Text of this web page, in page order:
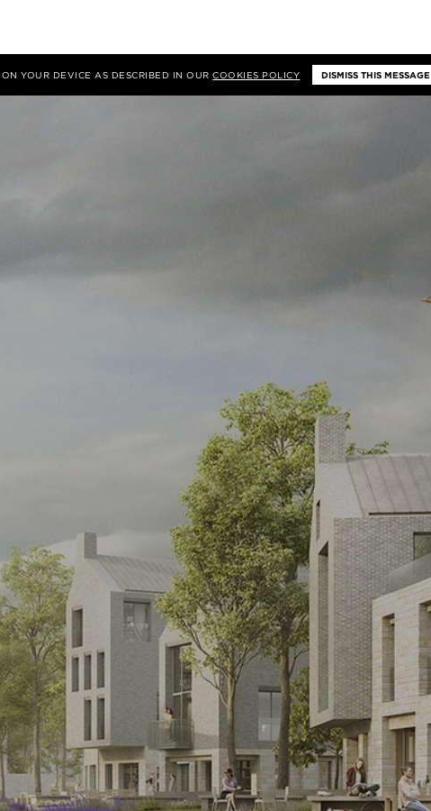
YOUR DEVICE AS DESCRIBED IN OURCOOKIES POLICY DISMISS THIS MESSAGE